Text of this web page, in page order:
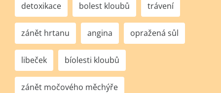
detoxikace bolest kloubů trávení
zánět hrtanu angina opražená sůl
libeček bíolesti kloubů
zánět močového měchýře